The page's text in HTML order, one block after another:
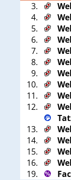
3.
4.
5.
6.
7.
8.
9.
10.
11.
12.
13.
14.
15.
16.
19.